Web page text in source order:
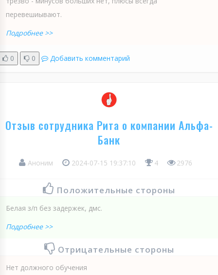
перевешиывают.
Подробнее >>
0 0 Добавить комментарий
Отзыв сотрудника Рита о компании Альфа-
Банк
Аноним 2024-07-15 19:37:10 4 2976
Положительные стороны
Белая з/п без задержек, дмс.
Подробнее >>
Отрицательные стороны
Нет должного обучения